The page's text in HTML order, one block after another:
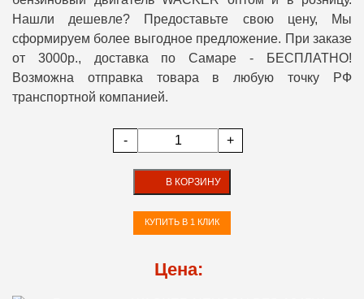
Нашли дешевле? Предоставьте свою цену, Мы
сформируем более выгодное предложение. При заказе
от 3000р., доставка по Самаре - БЕСПЛАТНО!
Возможна отправка товара в любую точку РФ
транспортной компанией.
- +
В КОРЗИНУ
КУПИТЬ В 1 КЛИК
Цена: